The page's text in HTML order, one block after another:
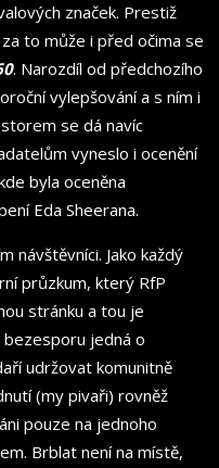
značek. Prestiž
to může i před očima se
. Narozdíl od předchozího
vylepšování a s ním i
se dá navíc
vyneslo i ocenění
byla oceněna
Eda Sheerana.
návštěvníci. Jako každý
průzkum, který RfP
stránku a tou je
bezesporu jedná o
udržovat komunitně
(my pivaři) rovněž
pouze na jednoho
Brblat není na místě,